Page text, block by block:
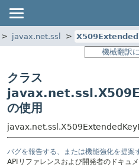
javax.net.ssl
機械翻訳
クラス
の使用
バグを報告する、または機能強化を提案
APIリファレンスおよび開発者のドキュメ